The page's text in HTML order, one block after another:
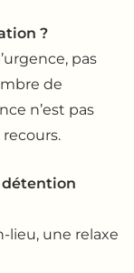
?
pas
de
n’est pas
détention
lieu, une relaxe